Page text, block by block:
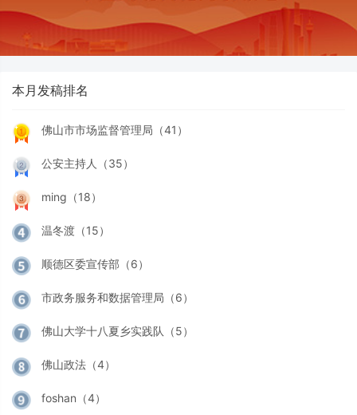
本月发稿排名
佛山市市场监督管理局（41）
公安主持人（35）
ming（18）
温冬渡（15）
顺德区委宣传部（6）
市政务服务和数据管理局（6）
佛山大学十八夏乡实践队（5）
佛山政法（4）
foshan（4）